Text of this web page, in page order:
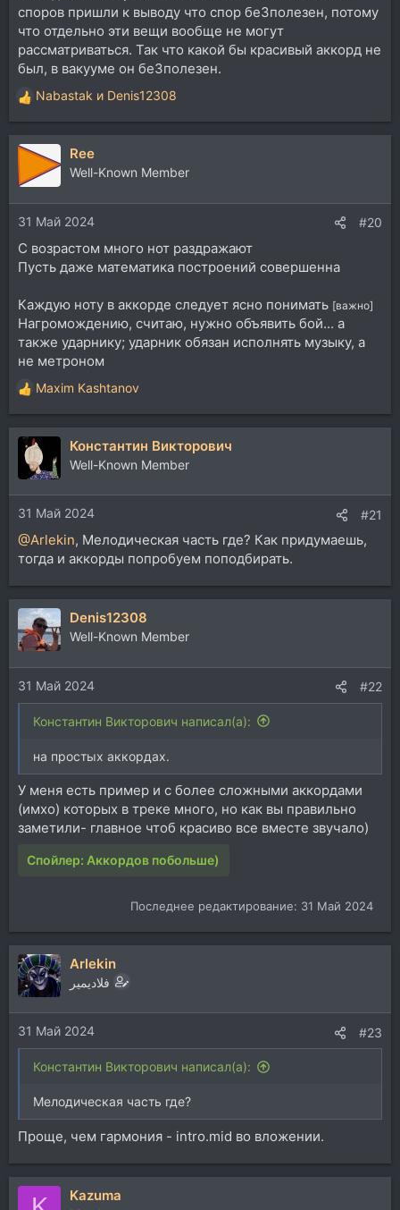
споров пришли к выводу что спор беЗполезен, потому
что отдельно эти вещи вообще не могут
рассматриваться. Так что какой бы красивый аккорд не
был, в вакууме он беЗполезен.
Р
е
а
к
ц
и
и
:
Nabastak и Denis12308
Ree
Well-Known Member
31 Май 2024 #20
С возрастом много нот раздражают
Пусть даже математика построений совершенна
Каждую ноту в аккорде следует ясно понимать [важно]
Нагромождению, считаю, нужно объявить бой... а
также ударнику; ударник обязан исполнять музыку, а
не метроном
Р
е
а
ц
и
и
:
Maxim Kashtanov
Константин Викторович
Well-Known Member
31 Май 2024 #21
@Arlekin, Мелодическая часть где? Как придумаешь,
тогда и аккорды попробуем поподбирать.
Denis12308
Well-Known Member
31 Май 2024 #22
Константин Викторович написал(а):
на простых аккордах.
У меня есть пример и с более сложными аккордами
(имхо) которых в треке много, но как вы правильно
заметили- главное чтоб красиво все вместе звучало)
Спойлер: Аккордов побольше)
Последнее редактирование: 31 Май 2024
Arlekin
فلاديمير
31 Май 2024 #23
Константин Викторович написал(а):
Мелодическая часть где?
Проще, чем гармония - intro.mid во вложении.
Kazuma